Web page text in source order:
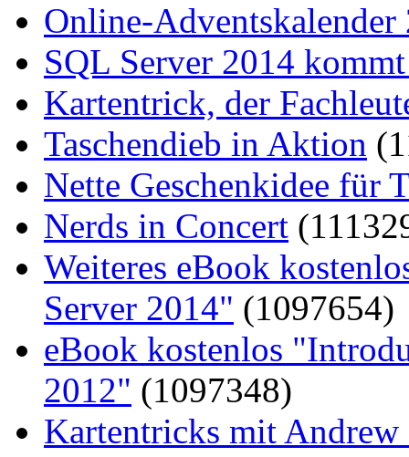
Online-Adventskalender
SQL Server 2014
Kartentrick, der
Taschendieb in Aktion
Nette Geschenkidee für
Nerds in Concert
Weiteres eBook
Server 2014" (1097654)
eBook kostenlos
2012" (1097348)
Kartentricks mit